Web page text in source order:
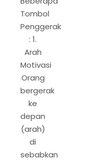
Tombol
Penggerak
: 1.
Arah
Motivasi
Orang
bergerak
ke
depan
(arah)
di
sebabkan